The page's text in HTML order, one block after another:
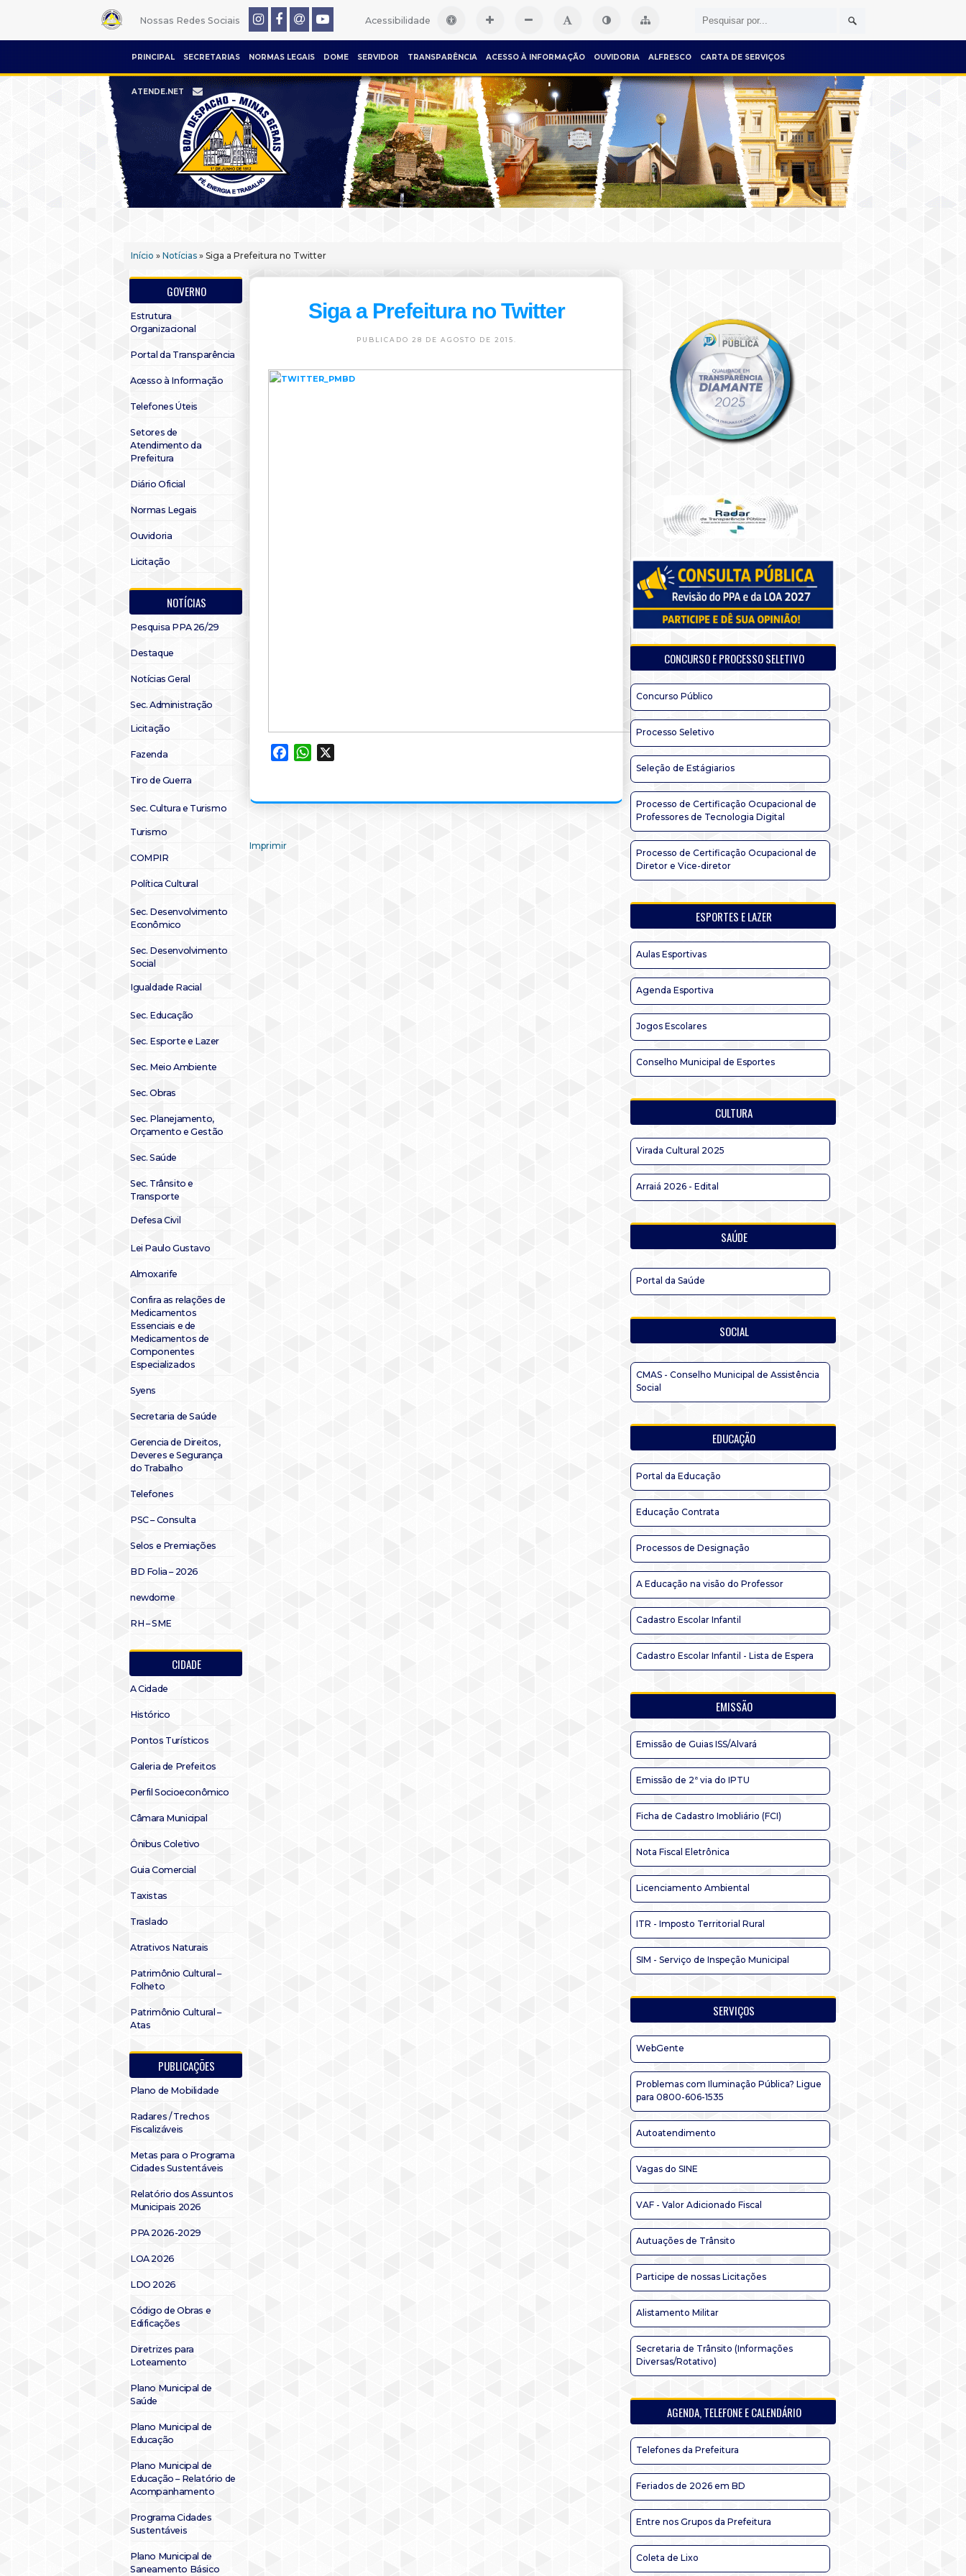
Nossas Redes Sociais Acessibilidade
PRINCIPAL SECRETARIAS NORMAS LEGAIS DOME SERVIDOR TRANSPARÊNCIA ACESSO À INFORMAÇÃO OUVIDORIA ALFRESCO CARTA DE SERVIÇOS
ATENDE.NET
Início » Notícias » Siga a Prefeitura no Twitter
GOVERNO
Estrutura
Organizacional
Portal da Transparência
Acesso à Informação
Telefones Úteis
Setores de
Atendimento da
Prefeitura
Diário Oficial
Normas Legais
Ouvidoria
Licitação
NOTÍCIAS
Pesquisa PPA 26/29
Destaque
Notícias Geral
Sec. Administração
Licitação
Fazenda
Tiro de Guerra
Sec. Cultura e Turismo
Turismo
COMPIR
Política Cultural
Sec. Desenvolvimento
Econômico
Sec. Desenvolvimento
Social
Igualdade Racial
Sec. Educação
Sec. Esporte e Lazer
Sec. Meio Ambiente
Sec. Obras
Sec. Planejamento,
Orçamento e Gestão
Sec. Saúde
Sec. Trânsito e
Transporte
Defesa Civil
Lei Paulo Gustavo
Almoxarife
Confira as relações de
Medicamentos
Essenciais e de
Medicamentos de
Componentes
Especializados
Syens
Secretaria de Saúde
Gerencia de Direitos,
Deveres e Segurança
do Trabalho
Telefones
PSC – Consulta
Selos e Premiações
BD Folia – 2026
newdome
RH – SME
CIDADE
A Cidade
Histórico
Pontos Turísticos
Galeria de Prefeitos
Perfil Socioeconômico
Câmara Municipal
Ônibus Coletivo
Guia Comercial
Taxistas
Traslado
Atrativos Naturais
Patrimônio Cultural –
Folheto
Patrimônio Cultural –
Atas
PUBLICAÇÕES
Plano de Mobilidade
Radares / Trechos
Fiscalizáveis
Metas para o Programa
Cidades Sustentáveis
Relatório dos Assuntos
Municipais 2026
PPA 2026-2029
LOA 2026
LDO 2026
Código de Obras e
Edificações
Diretrizes para
Loteamento
Plano Municipal de
Saúde
Plano Municipal de
Educação
Plano Municipal de
Educação – Relatório de
Acompanhamento
Programa Cidades
Sustentáveis
Plano Municipal de
Saneamento Básico
Siga a Prefeitura no Twitter
PUBLICADO 28 DE AGOSTO DE 2015.
FacebookWhatsApp
Imprimir
CONCURSO E PROCESSO SELETIVO
Concurso Público
Processo Seletivo
Seleção de Estágiarios
Processo de Certificação Ocupacional de
Professores de Tecnologia Digital
Processo de Certificação Ocupacional de
Diretor e Vice-diretor
ESPORTES E LAZER
Aulas Esportivas
Agenda Esportiva
Jogos Escolares
Conselho Municipal de Esportes
CULTURA
Virada Cultural 2025
Arraiá 2026 - Edital
SAÚDE
Portal da Saúde
SOCIAL
CMAS - Conselho Municipal de Assistência
Social
EDUCAÇÃO
Portal da Educação
Educação Contrata
Processos de Designação
A Educação na visão do Professor
Cadastro Escolar Infantil
Cadastro Escolar Infantil - Lista de Espera
EMISSÃO
Emissão de Guias ISS/Alvará
Emissão de 2ª via do IPTU
Ficha de Cadastro Imobliário (FCI)
Nota Fiscal Eletrônica
Licenciamento Ambiental
ITR - Imposto Territorial Rural
SIM - Serviço de Inspeção Municipal
SERVIÇOS
WebGente
Problemas com Iluminação Pública? Ligue
para 0800-606-1535
Autoatendimento
Vagas do SINE
VAF - Valor Adicionado Fiscal
Autuações de Trânsito
Participe de nossas Licitações
Alistamento Militar
Secretaria de Trânsito (Informações
Diversas/Rotativo)
AGENDA, TELEFONE E CALENDÁRIO
Telefones da Prefeitura
Feriados de 2026 em BD
Entre nos Grupos da Prefeitura
Coleta de Lixo